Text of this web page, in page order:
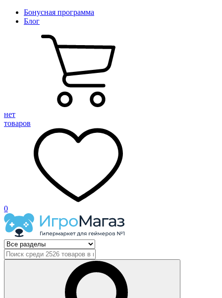
Бонусная программа
Блог
нет
товаров
0